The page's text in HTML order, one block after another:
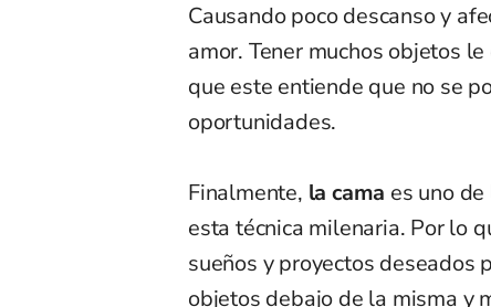
Causando poco descanso y
amor. Tener muchos objetos
que este entiende que no se
oportunidades.
Finalmente, la cama es uno
esta técnica milenaria. Por lo
sueños y proyectos deseados
objetos debajo de la misma y